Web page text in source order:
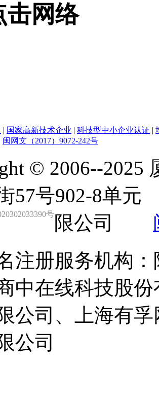
击网络
| 国家高新技术企业 | 科技型中小企业认证 |
闽网文（2017）9072-242号
© 2006--2025
57号902-8单
限公司
号
注册服务机构
中在线科技股
公司、上海有
公司